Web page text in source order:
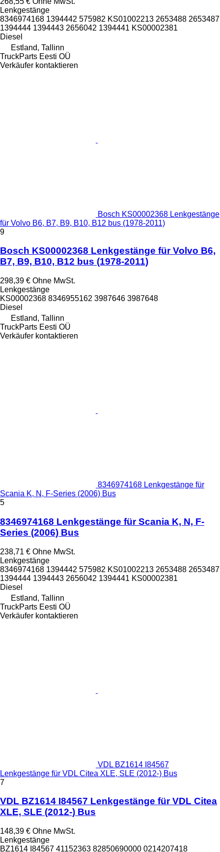
Lenkgestänge
8346974168 1394442 575982 KS01002213 2653488 2653487
1394444 1394443 2656042 1394441 KS00002381
Diesel
Estland, Tallinn
TruckParts Eesti OÜ
Verkäufer kontaktieren
Bosch KS00002368 Lenkgestänge
für Volvo B6, B7, B9, B10, B12 bus (1978-2011)
9
Bosch KS00002368 Lenkgestänge für Volvo B6,
B7, B9, B10, B12 bus (1978-2011)
298,39 € Ohne MwSt.
Lenkgestänge
KS00002368 8346955162 3987646 3987648
Diesel
Estland, Tallinn
TruckParts Eesti OÜ
Verkäufer kontaktieren
8346974168 Lenkgestänge für
Scania K, N, F-Series (2006) Bus
5
8346974168 Lenkgestänge für Scania K, N, F-
Series (2006) Bus
238,71 € Ohne MwSt.
Lenkgestänge
8346974168 1394442 575982 KS01002213 2653488 2653487
1394444 1394443 2656042 1394441 KS00002381
Diesel
Estland, Tallinn
TruckParts Eesti OÜ
Verkäufer kontaktieren
VDL BZ1614 I84567
Lenkgestänge für VDL Citea XLE, SLE (2012-) Bus
7
VDL BZ1614 I84567 Lenkgestänge für VDL Citea
XLE, SLE (2012-) Bus
148,39 € Ohne MwSt.
Lenkgestänge
BZ1614 I84567 41152363 82850690000 0214207418